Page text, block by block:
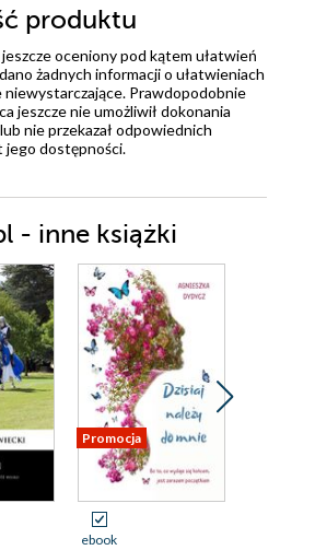
produktu
oceniony pod kątem ułatwień
żadnych informacji o ułatwieniach
niewystarczające. Prawdopodobnie
jeszcze nie umożliwił dokonania
nie przekazał odpowiednich
jego dostępności.
- inne książki
Promocja
ebook